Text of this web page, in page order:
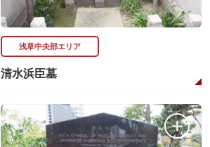
浅草中央部エリア
清水浜臣墓